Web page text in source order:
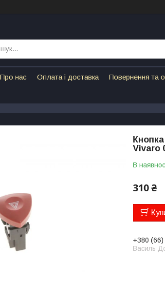
Про нас Оплата і доставка Повернення та
Vivaro
В
310 ₴
+380
Василь